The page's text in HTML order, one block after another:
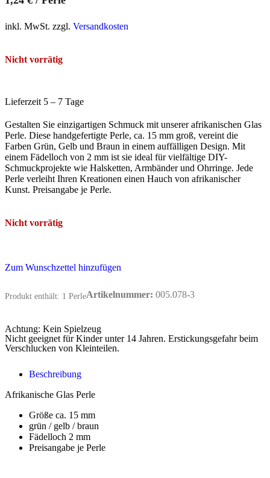
inkl. MwSt. zzgl. Versandkosten
Nicht vorrätig
Lieferzeit 5 – 7 Tage
Gestalten Sie einzigartigen Schmuck mit unserer afrikanischen Glas
Perle. Diese handgefertigte Perle, ca. 15 mm groß, vereint die
Farben Grün, Gelb und Braun in einem auffälligen Design. Mit
einem Fädelloch von 2 mm ist sie ideal für vielfältige DIY-
Schmuckprojekte wie Halsketten, Armbänder und Ohrringe. Jede
Perle verleiht Ihren Kreationen einen Hauch von afrikanischer
Kunst. Preisangabe je Perle.
Nicht vorrätig
Zum Wunschzettel hinzufügen
Produkt enthält: 1 PerleArtikelnummer: 005.078-3
Achtung: Kein Spielzeug
Nicht geeignet für Kinder unter 14 Jahren. Erstickungsgefahr beim
Verschlucken von Kleinteilen.
Beschreibung
Afrikanische Glas Perle
Größe ca. 15 mm
grün / gelb / braun
Fädelloch 2 mm
Preisangabe je Perle